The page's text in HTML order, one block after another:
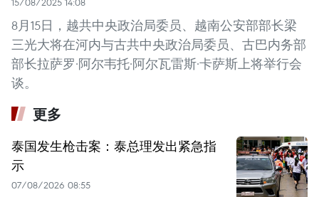
8月15日，越共中央政治局委员、越南公安部部长梁
三光大将在河内与古共中央政治局委员、古巴内务部
部长拉萨罗·阿尔韦托·阿尔瓦雷斯·卡萨斯上将举行会
谈。
更多
泰国发生枪击案：泰总理发出紧急指
示
07/08/2026 08:55